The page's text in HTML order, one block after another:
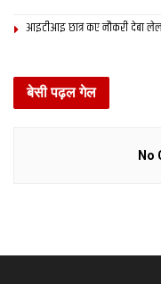
आइटीआइ छात्र कए नौकरी देबा
बेसी पढ़ल गेल
No